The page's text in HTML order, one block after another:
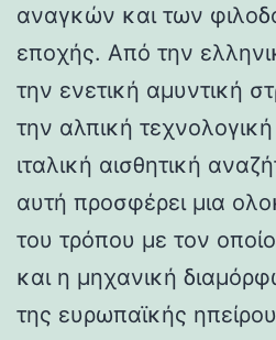
αναγκών και των
εποχής. Από την
την ενετική αμυντική
την αλπική
ιταλική αισθητική
αυτή προσφέρει μια
του τρόπου με τον
και η μηχανική
της ευρωπαϊκής